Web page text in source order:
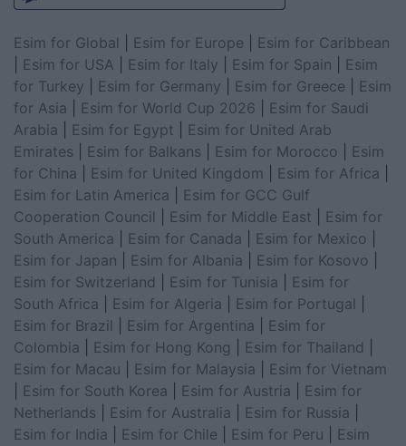
Esim for Global Esim for Europe
Esim for Caribbean
Esim for USA Esim for Italy Esim for Spain
Esim
for Turkey
Esim for Germany Esim for Greece
Esim
for Asia
Esim for World Cup 2026
Esim for Saudi
Arabia
Esim for Egypt
Esim for United Arab
Emirates
Esim for Balkans Esim for Morocco
Esim
for China
Esim for United Kingdom Esim for Africa
Esim for Latin America
Esim for GCC Gulf
Cooperation Council
Esim for Middle East
Esim for
South America
Esim for Canada Esim for Mexico
Esim for Japan
Esim for Albania Esim for Kosovo
Esim for Switzerland
Esim for Tunisia
Esim for
South Africa
Esim for Algeria Esim for Portugal
Esim for Brazil
Esim for Argentina
Esim for
Colombia
Esim for Hong Kong Esim for Thailand
Esim for Macau
Esim for Malaysia
Esim for Vietnam
Esim for South Korea Esim for Austria
Esim for
Netherlands
Esim for Australia Esim for Russia
Esim for India
Esim for Chile Esim for Peru
Esim